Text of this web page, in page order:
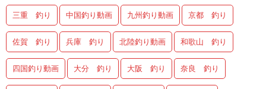
三重 釣り 中国釣り動画 九州釣り動画 京都 釣り
佐賀 釣り 兵庫 釣り 北陸釣り動画 和歌山 釣り
四国釣り動画 大分 釣り 大阪 釣り 奈良 釣り